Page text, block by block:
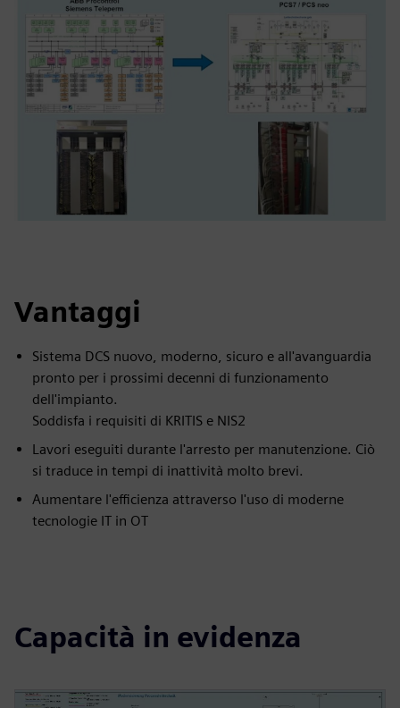
Vantaggi
Sistema DCS nuovo, moderno, sicuro e all'avanguardia
pronto per i prossimi decenni di funzionamento
dell'impianto.
Soddisfa i requisiti di KRITIS e NIS2
Lavori eseguiti durante l'arresto per manutenzione. Ciò
si traduce in tempi di inattività molto brevi.
Aumentare l'efficienza attraverso l'uso di moderne
tecnologie IT in OT
Capacità in evidenza